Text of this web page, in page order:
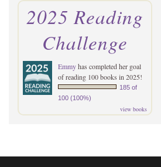
2025 Reading
Challenge
Emmyhas completed her goal
of reading 100 books in 2025!
185 of
100 (100%)
view books